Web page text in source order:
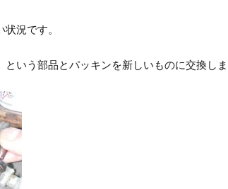
況です。
いう部品とパッキンを新しいものに交換しま